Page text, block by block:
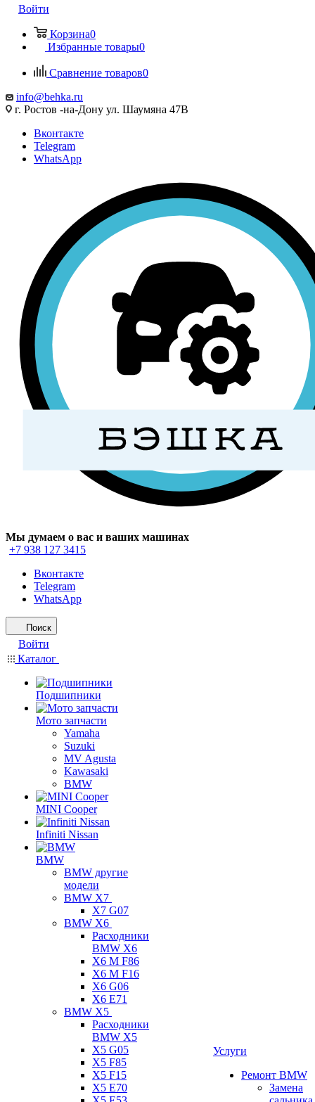
Войти
Корзина0
Избранные товары0
Сравнение товаров0
info@behka.ru
г. Ростов -на-Дону ул. Шаумяна 47В
Вконтакте
Telegram
WhatsApp
Мы думаем о вас и ваших машинах
+7 938 127 3415
Вконтакте
Telegram
WhatsApp
Поиск
Войти
Каталог
Подшипники
Мото запчасти
Yamaha
Suzuki
MV Agusta
Kawasaki
BMW
MINI Cooper
Infiniti Nissan
BMW
BMW другие
модели
BMW X7
X7 G07
BMW X6
Расходники
BMW X6
X6 M F86
X6 M F16
X6 G06
X6 E71
BMW X5
Расходники
BMW X5
X5 G05
X5 F85
X5 F15
X5 E70
Услуги
Ремонт BMW
Замена